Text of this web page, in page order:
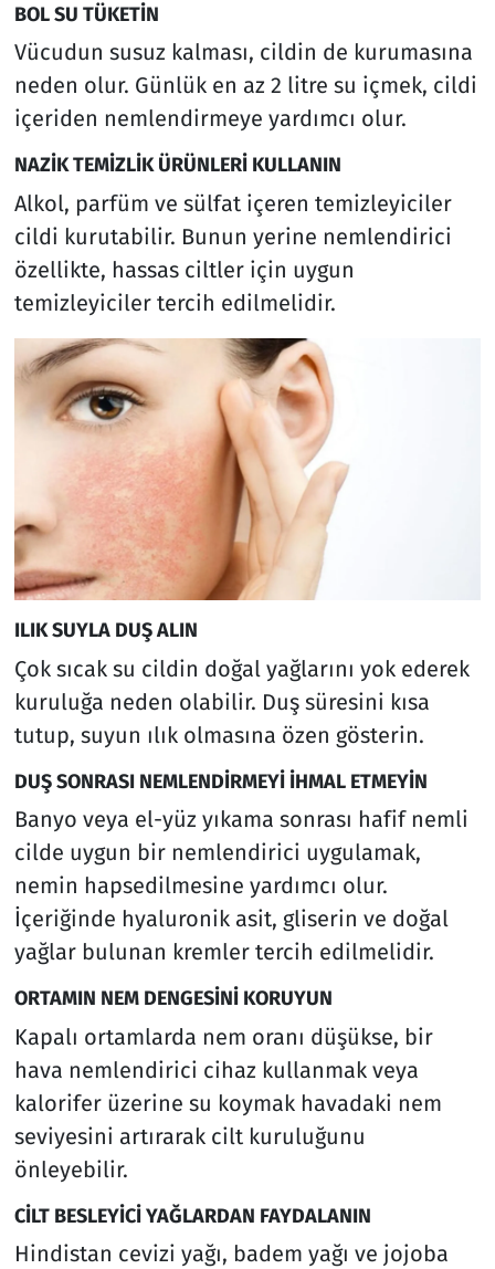
BOL SU TÜKETİN
Vücudun susuz kalması, cildin de kurumasına
neden olur. Günlük en az 2 litre su içmek, cildi
içeriden nemlendirmeye yardımcı olur.
NAZİK TEMİZLİK ÜRÜNLERİ KULLANIN
Alkol, parfüm ve sülfat içeren temizleyiciler
cildi kurutabilir. Bunun yerine nemlendirici
özellikte, hassas ciltler için uygun
temizleyiciler tercih edilmelidir.
ILIK SUYLA DUŞ ALIN
Çok sıcak su cildin doğal yağlarını yok ederek
kuruluğa neden olabilir. Duş süresini kısa
tutup, suyun ılık olmasına özen gösterin.
DUŞ SONRASI NEMLENDİRMEYİ İHMAL ETMEYİN
Banyo veya el-yüz yıkama sonrası hafif nemli
cilde uygun bir nemlendirici uygulamak,
nemin hapsedilmesine yardımcı olur.
İçeriğinde hyaluronik asit, gliserin ve doğal
yağlar bulunan kremler tercih edilmelidir.
ORTAMIN NEM DENGESİNİ KORUYUN
Kapalı ortamlarda nem oranı düşükse, bir
hava nemlendirici cihaz kullanmak veya
kalorifer üzerine su koymak havadaki nem
seviyesini artırarak cilt kuruluğunu
önleyebilir.
CİLT BESLEYİCİ YAĞLARDAN FAYDALANIN
Hindistan cevizi yağı, badem yağı ve jojoba